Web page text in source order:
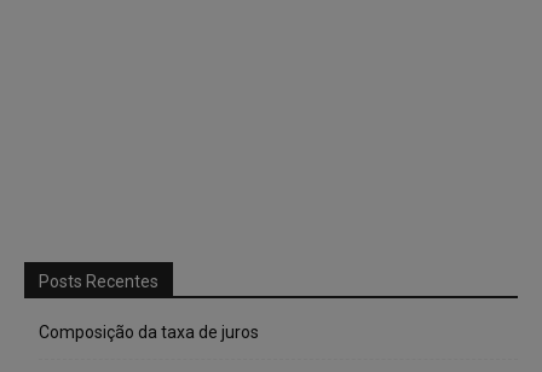
Posts Recentes
Composição da taxa de juros